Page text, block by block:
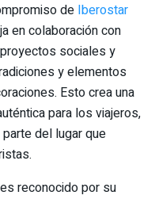
de Iberostar
en colaboración con
sociales y
y elementos
Esto crea una
para los viajeros,
del lugar que
es reconocido por su